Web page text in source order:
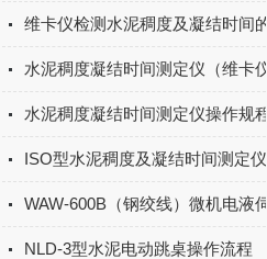
维卡仪检测水泥稠度及凝结时间的
水泥稠度凝结时间测定仪（维卡
水泥稠度凝结时间测定仪操作规程
ISO型水泥稠度及凝结时间测定
WAW-600B（钢绞线）微机电液
NLD-3型水泥电动跳桌操作流程